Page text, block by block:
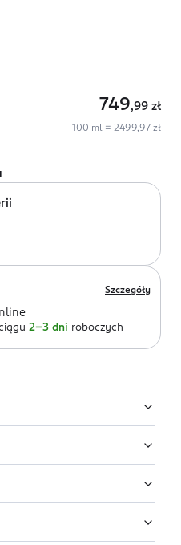
749,99 zł
100 ml = 2499,97 zł
Szczegóły
2-3 dni roboczych
Tom Ford Vanille Fatale to
zapach dla kobiet,
orientalnymi
szafranu i kolendry,
drewna. W sercu
PARFUM, AQUA,
ISOMETHYL IONONE,
LINALOOL,